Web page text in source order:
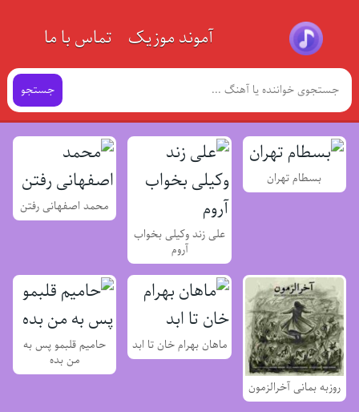
آموند موزیک تماس با ما
جستجو
بسطام تهران
علی زند وکیلی بخواب
آروم
محمد اصفهانی رفتن
روزبه بمانی آخرالزمون
ماهان بهرام خان تا ابد
حامیم قلبمو پس به
من بده